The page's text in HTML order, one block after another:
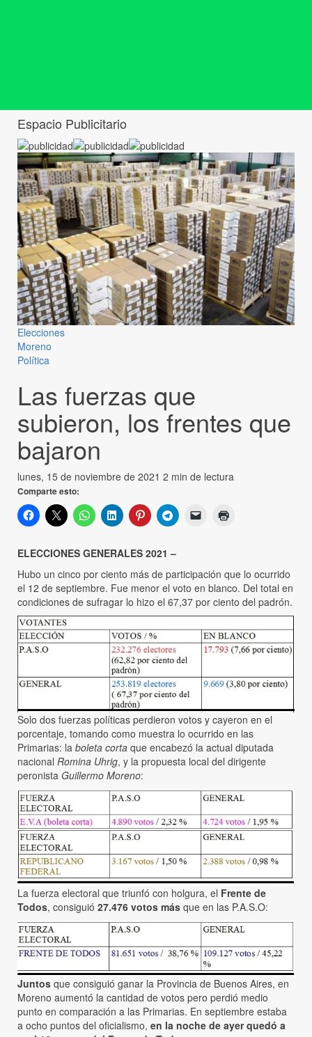
Espacio Publicitario
Elecciones
Moreno
Política
Las fuerzas que
subieron, los frentes que
bajaron
lunes, 15 de noviembre de 2021 2 min de lectura
Comparte esto:
ELECCIONES GENERALES 2021 –
Hubo un cinco por ciento más de participación que lo ocurrido
el 12 de septiembre. Fue menor el voto en blanco. Del total en
condiciones de sufragar lo hizo el 67,37 por ciento del padrón.
Solo dos fuerzas políticas perdieron votos y cayeron en el
porcentaje, tomando como muestra lo ocurrido en las
Primarias: la boleta corta que encabezó la actual diputada
nacional Romina Uhrig, y la propuesta local del dirigente
peronista Guillermo Moreno:
La fuerza electoral que triunfó con holgura, el Frente de
Todos, consiguió 27.476 votos más que en las P.A.S.O:
Juntos que consiguió ganar la Provincia de Buenos Aires, en
Moreno aumentó la cantidad de votos pero perdió medio
punto en comparación a las Primarias. En septiembre estaba
a ocho puntos del oficialismo, en la noche de ayer quedó a